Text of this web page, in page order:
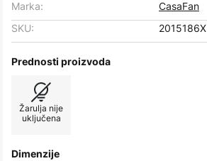
Marka:
CasaFan
SKU:
2015186X
Prednosti proizvoda
Žarulja nije
uključena
Dimenzije